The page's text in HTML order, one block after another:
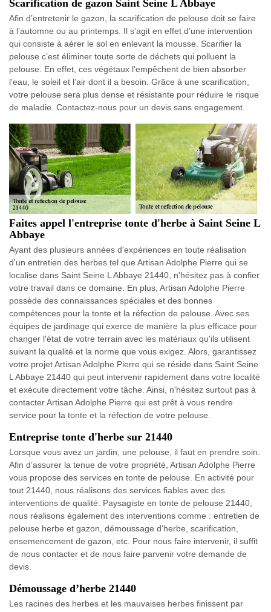
Scarification de gazon Saint Seine L Abbaye
Afin d’entretenir le gazon, la scarification de pelouse doit se faire
à l’automne ou au printemps. Il s’agit en effet d’une intervention
qui consiste à aérer le sol en enlevant la mousse. Scarifier la
pelouse c’est éliminer toute sorte de déchets qui polluent la
pelouse. En effet, ces végétaux l'empêchent de bien absorber
l’eau, le soleil et l’air dont il a besoin. Grâce à une scarification,
votre pelouse sera plus dense et résistante pour réduire le risque
de maladie. Contactez-nous pour un devis sans engagement.
Faites appel l'entreprise tonte d'herbe à Saint Seine L
Abbaye
Ayant des plusieurs années d'expériences en toute réalisation
d'un entretien des herbes tel que Artisan Adolphe Pierre qui se
localise dans Saint Seine L Abbaye 21440, n'hésitez pas à confier
votre travail dans ce domaine. En plus, Artisan Adolphe Pierre
possède des connaissances spéciales et des bonnes
compétences pour la tonte et la réfection de pelouse. Avec ses
équipes de jardinage qui exerce de manière la plus efficace pour
changer l'état de votre terrain avec les matériaux qu'ils utilisent
suivant la qualité et la norme que vous exigez. Alors, garantissez
votre projet Artisan Adolphe Pierre qui se réside dans Saint Seine
L Abbaye 21440 qui peut intervenir rapidement dans votre localité
et exécute directement votre tâche. Ainsi, n'hésitez surtout pas à
contacter Artisan Adolphe Pierre qui est prêt à vous rendre
service pour la tonte et la réfection de votre pelouse.
Entreprise tonte d'herbe sur 21440
Lorsque vous avez un jardin, une pelouse, il faut en prendre soin.
Afin d’assurer la tenue de votre propriété, Artisan Adolphe Pierre
vous propose des services en tonte de pelouse. En activité pour
tout 21440, nous réalisons des services fiables avec des
interventions de qualité. Paysagiste en tonte de pelouse 21440,
nous réalisons également des interventions comme : entretien de
pelouse herbe et gazon, démoussage d'herbe, scarification,
ensemencement de gazon, etc. Pour nous faire intervenir, il suffit
de nous contacter et de nous faire parvenir votre demande de
devis.
Démoussage d’herbe 21440
Les racines des herbes et les mauvaises herbes finissent par